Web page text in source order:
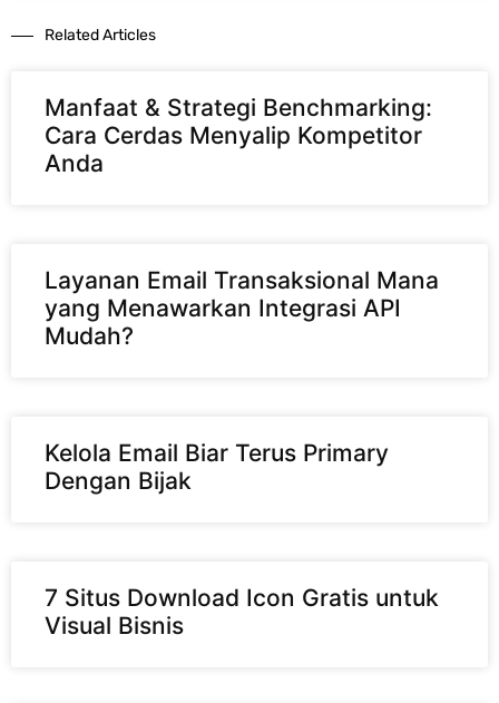
Related Articles​
Manfaat & Strategi Benchmarking:
Cara Cerdas Menyalip Kompetitor
Anda
Layanan Email Transaksional Mana
yang Menawarkan Integrasi API
Mudah?
Kelola Email Biar Terus Primary
Dengan Bijak
7 Situs Download Icon Gratis untuk
Visual Bisnis